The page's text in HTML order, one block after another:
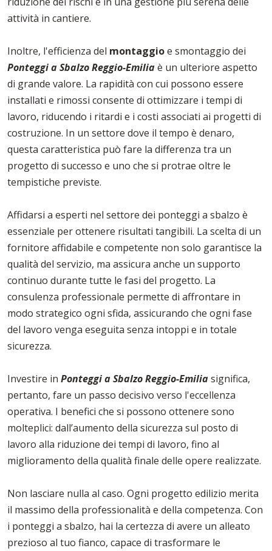
attività in cantiere.
Inoltre, l'efficienza del montaggioe smontaggio dei
Ponteggi a Sbalzo Reggio-Emiliaè un ulteriore aspetto
di grande valore. La rapidità con cui possono essere
installati e rimossi consente di ottimizzare i tempi di
lavoro, riducendo i ritardi e i costi associati ai progetti di
costruzione. In un settore dove il tempo è denaro,
questa caratteristica può fare la differenza tra un
progetto di successo e uno che si protrae oltre le
tempistiche previste.
Affidarsi a esperti nel settore dei ponteggi a sbalzo è
essenziale per ottenere risultati tangibili. La scelta di un
fornitore affidabile e competente non solo garantisce la
qualità del servizio, ma assicura anche un supporto
continuo durante tutte le fasi del progetto. La
consulenza professionale permette di affrontare in
modo strategico ogni sfida, assicurando che ogni fase
del lavoro venga eseguita senza intoppi e in totale
sicurezza.
Investire in Ponteggi a Sbalzo Reggio-Emiliasignifica,
pertanto, fare un passo decisivo verso l'eccellenza
operativa. I benefici che si possono ottenere sono
molteplici: dall’aumento della sicurezza sul posto di
lavoro alla riduzione dei tempi di lavoro, fino al
miglioramento della qualità finale delle opere realizzate.
Non lasciare nulla al caso. Ogni progetto edilizio merita
il massimo della professionalità e della competenza. Con
i ponteggi a sbalzo, hai la certezza di avere un alleato
prezioso al tuo fianco, capace di trasformare le